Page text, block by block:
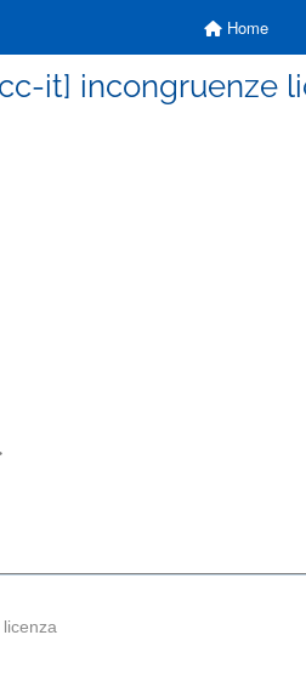
Home
it] incongruenze